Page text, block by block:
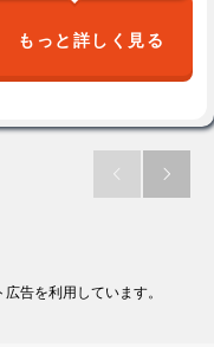
もっと詳しく見る
 
告を利用しています。